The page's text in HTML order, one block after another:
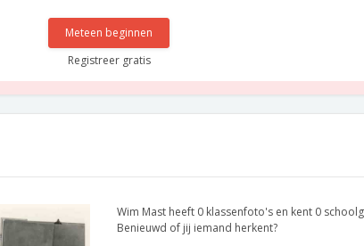
Meteen beginnen
Registreer gratis
Wim Mast heeft 0 klassenfoto's en kent 0
Benieuwd of jij iemand herkent?